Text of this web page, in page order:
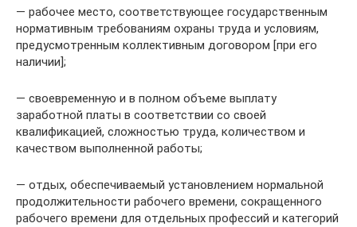
— рабочее место, соответствующее государственным
нормативным требованиям охраны труда и условиям,
предусмотренным коллективным договором [при его
наличии];
— своевременную и в полном объеме выплату
заработной платы в соответствии со своей
квалификацией, сложностью труда, количеством и
качеством выполненной работы;
— отдых, обеспечиваемый установлением нормальной
продолжительности рабочего времени, сокращенного
рабочего времени для отдельных профессий и категорий